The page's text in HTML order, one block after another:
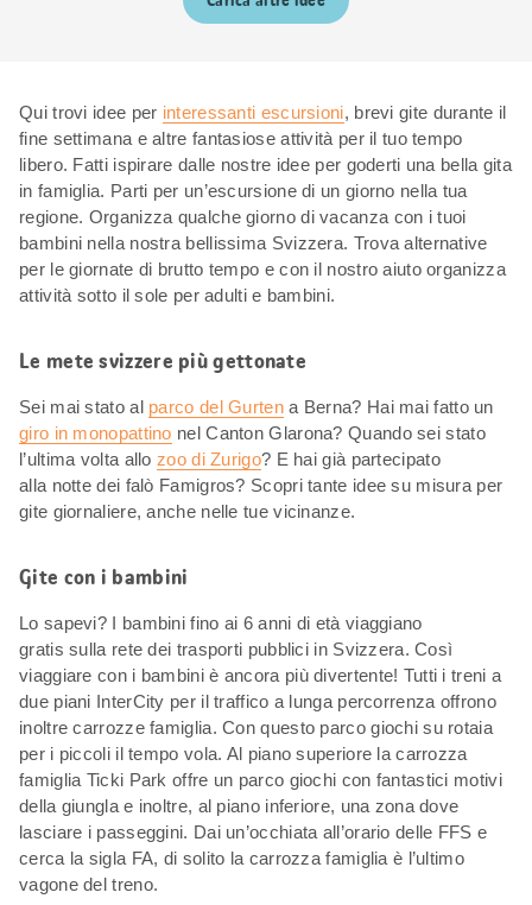
Qui trovi idee per interessanti escursioni, brevi gite durante il
fine settimana e altre fantasiose attività per il tuo tempo
libero. Fatti ispirare dalle nostre idee per goderti una bella gita
in famiglia. Parti per un’escursione di un giorno nella tua
regione. Organizza qualche giorno di vacanza con i tuoi
bambini nella nostra bellissima Svizzera. Trova alternative
per le giornate di brutto tempo e con il nostro aiuto organizza
attività sotto il sole per adulti e bambini.
Le mete svizzere più gettonate
Sei mai stato al parco del Gurtena Berna? Hai mai fatto un
giro in monopattino nel Canton Glarona? Quando sei stato
l’ultima volta allozoo di Zurigo? E hai già partecipato
alla notte dei falò Famigros? Scopri tante idee su misura per
gite giornaliere, anche nelle tue vicinanze.
Gite con i bambini
Lo sapevi? I bambini fino ai 6 anni di età viaggiano
gratis sulla rete dei trasporti pubblici in Svizzera. Così
viaggiare con i bambini è ancora più divertente! Tutti i treni a
due piani InterCity per il traffico a lunga percorrenza offrono
inoltre carrozze famiglia. Con questo parco giochi su rotaia
per i piccoli il tempo vola. Al piano superiore la carrozza
famiglia Ticki Park offre un parco giochi con fantastici motivi
della giungla e inoltre, al piano inferiore, una zona dove
lasciare i passeggini. Dai un’occhiata all’orario delle FFS e
cerca la sigla FA, di solito la carrozza famiglia è l’ultimo
vagone del treno.